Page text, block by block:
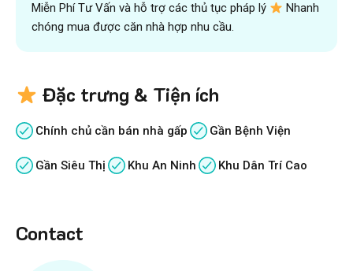
Miễn Phí Tư Vấn và hỗ trợ các thủ tục pháp lý
Nhanh
chóng mua được căn nhà hợp nhu cầu.
Đặc trưng & Tiện ích
Chính chủ cần bán nhà gấp Gần Bệnh Viện
Gần Siêu Thị Khu An Ninh Khu Dân Trí Cao
Contact